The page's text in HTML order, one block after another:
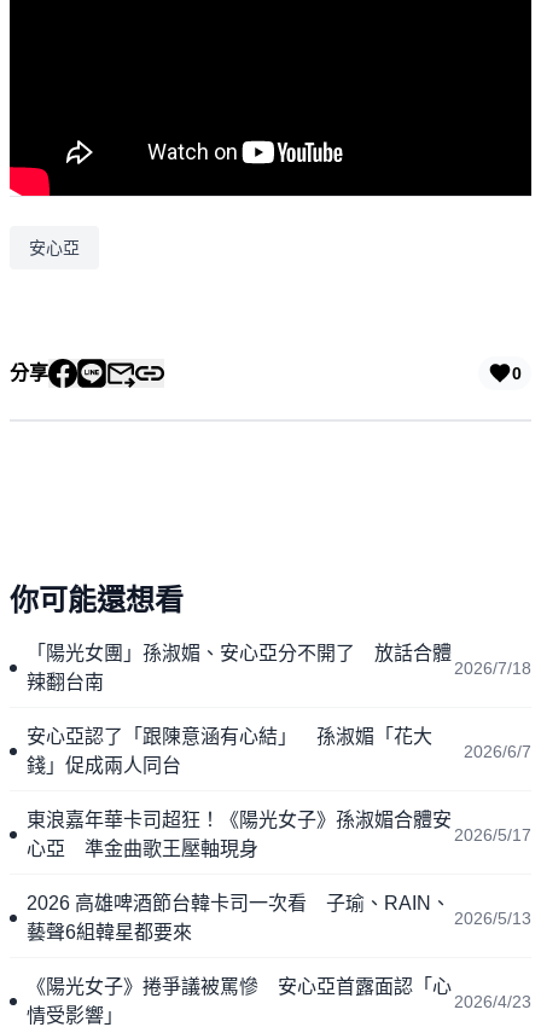
安心亞
分享 0
你可能還想看
「陽光女團」孫淑媚、安心亞分不開了 放話合體
辣翻台南
2026/7/18
安心亞認了「跟陳意涵有心結」 孫淑媚「花大
錢」促成兩人同台
2026/6/7
東浪嘉年華卡司超狂！《陽光女子》孫淑媚合體安
心亞 準金曲歌王壓軸現身
2026/5/17
2026 高雄啤酒節台韓卡司一次看 子瑜、RAIN、
藝聲6組韓星都要來
2026/5/13
《陽光女子》捲爭議被罵慘 安心亞首露面認「心
情受影響」
2026/4/23